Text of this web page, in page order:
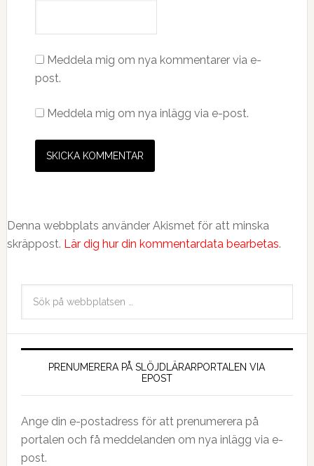
Meddela mig om nya kommentarer via e-
post.
Meddela mig om nya inlägg via e-post.
Denna webbplats använder Akismet för att minska
skräppost. Lär dig hur din kommentardata bearbetas.
PRENUMERERA PÅ SLÖJDLÄRARPORTALEN VIA
EPOST
Ange din e-postadress för att prenumerera på
portalen och få meddelanden om nya inlägg via e-
post.